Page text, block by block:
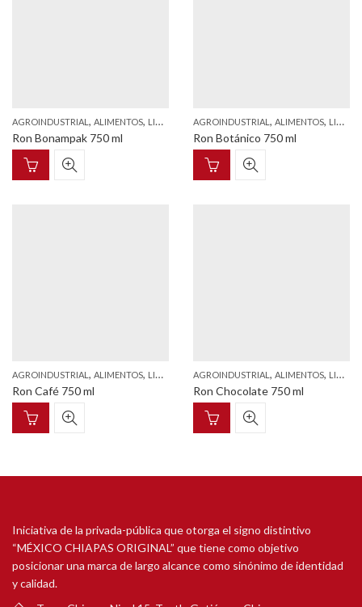
AGROINDUSTRIAL , ALIMENTOS, LICORES
Ron Bonampak 750 ml
AGROINDUSTRIAL , ALIMENTOS, LICORES
Ron Botánico 750 ml
AGROINDUSTRIAL , ALIMENTOS, LICORES
Ron Café 750 ml
AGROINDUSTRIAL , ALIMENTOS, LICORES
Ron Chocolate 750 ml
Iniciativa de la privada-pública que otorga el signo distintivo
“MÉXICO CHIAPAS ORIGINAL” que tiene como objetivo
posicionar una marca de largo alcance como sinónimo de identidad
y calidad.